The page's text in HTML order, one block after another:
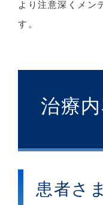
より注意深くメン
す。
治療
患者さ